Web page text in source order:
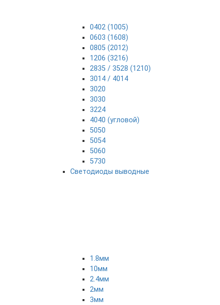
0402 (1005)
0603 (1608)
0805 (2012)
1206 (3216)
2835 / 3528 (1210)
3014 / 4014
3020
3030
3224
4040 (угловой)
5050
5054
5060
5730
Светодиоды выводные
1.8мм
10мм
2.4мм
2мм
3мм